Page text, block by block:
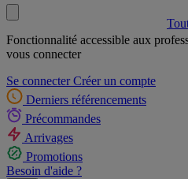
Fonctionnalité accessible aux
vous connecter
Se connecter Créer un compte
Derniers référencements
Précommandes
Arrivages
Promotions
Besoin d'aide ?